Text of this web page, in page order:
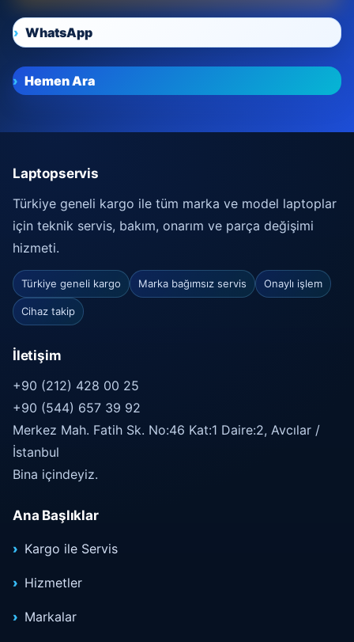
WhatsApp
Hemen Ara
Laptopservis
Türkiye geneli kargo ile tüm marka ve model laptoplar
için teknik servis, bakım, onarım ve parça değişimi
hizmeti.
Türkiye geneli kargo Marka bağımsız servis Onaylı işlem
Cihaz takip
İletişim
+90 (212) 428 00 25
+90 (544) 657 39 92
Merkez Mah. Fatih Sk. No:46 Kat:1 Daire:2, Avcılar /
İstanbul
Bina içindeyiz.
Ana Başlıklar
Kargo ile Servis
Hizmetler
Markalar